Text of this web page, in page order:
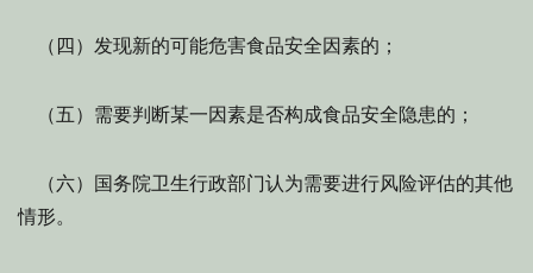
（四）发现新的可能危害食品安全因素的；
（五）需要判断某一因素是否构成食品安全隐患的；
（六）国务院卫生行政部门认为需要进行风险评估的其他
情形。